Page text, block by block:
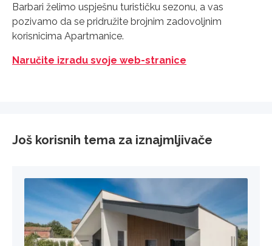
Barbari želimo uspješnu turističku sezonu, a vas
pozivamo da se pridružite brojnim zadovoljnim
korisnicima Apartmanice.
Naručite izradu svoje web-stranice
Još korisnih tema za iznajmljivače